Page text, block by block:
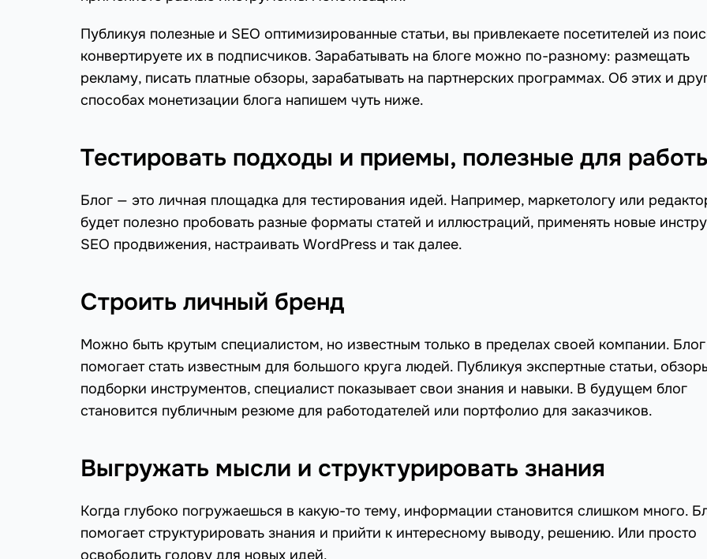
Публикуя полезные и SEO оптимизированные статьи, вы привлекаете посетителей из
конвертируете их в подписчиков. Зарабатывать на блоге можно по-разному: размещать
рекламу, писать платные обзоры, зарабатывать на партнерских программах. Об этих и
способах монетизации блога напишем чуть ниже.
Тестировать подходы и приемы, полезные для
Блог — это личная площадка для тестирования идей. Например, маркетологу или
будет полезно пробовать разные форматы статей и иллюстраций, применять новые
SEO продвижения, настраивать WordPress и так далее.
Строить личный бренд
Можно быть крутым специалистом, но известным только в пределах своей компании. Блог
помогает стать известным для большого круга людей. Публикуя экспертные статьи,
подборки инструментов, специалист показывает свои знания и навыки. В будущем блог
становится публичным резюме для работодателей или портфолио для заказчиков.
Выгружать мысли и структурировать знания
Когда глубоко погружаешься в какую-то тему, информации становится слишком много.
помогает структурировать знания и прийти к интересному выводу, решению. Или просто
освободить голову для новых идей.